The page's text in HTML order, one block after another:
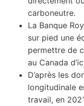
carboneutre.
La Banque
sur pied une
permettre de
au Canada
D’après les
longitudinale
travail, en